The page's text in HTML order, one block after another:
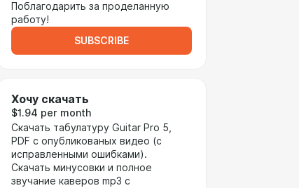
Поблагодарить за проделанную
работу!
SUBSCRIBE
Хочу скачать
$1.94 per month
Скачать табулатуру Guitar Pro 5,
PDF с опубликованых видео (с
исправленными ошибками).
Скачать минусовки и полное
звучание каверов mp3 с